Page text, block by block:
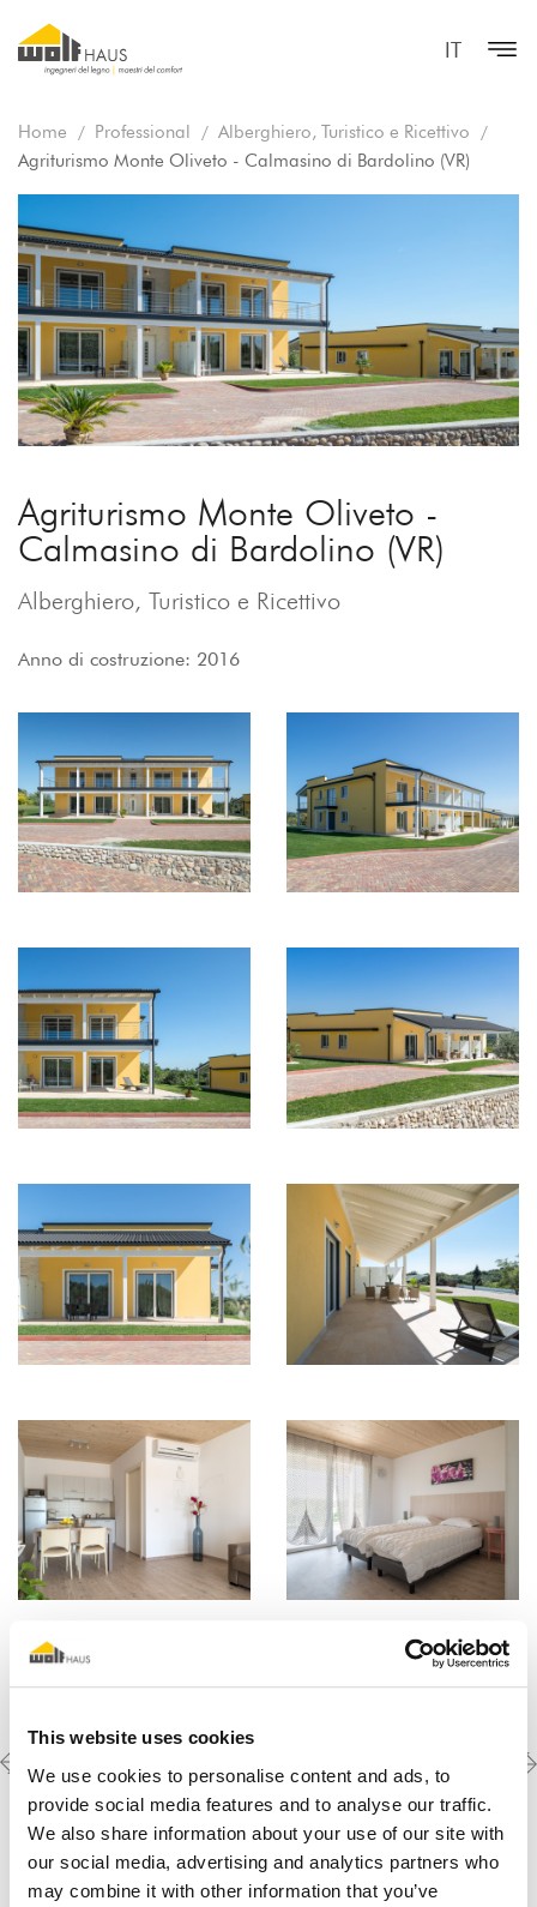
This website uses cookies
We use cookies to personalise content and ads, to
provide social media features and to analyse our traffic.
We also share information about your use of our site with
our social media, advertising and analytics partners who
may combine it with other information that you’ve
IT
Home Professional
Alberghiero, Turistico e Ricettivo
Agriturismo Monte Oliveto - Calmasino di Bardolino (VR)
Agriturismo Monte Oliveto -
Calmasino di Bardolino (VR)
Alberghiero, Turistico e Ricettivo
Anno di costruzione: 2016
Previous
project
Scopri le altre
realizzazioni
project